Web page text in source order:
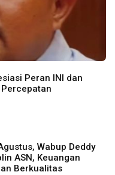
Peran INI dan
Percepatan
Wabup Deddy
ASN, Keuangan
Berkualitas